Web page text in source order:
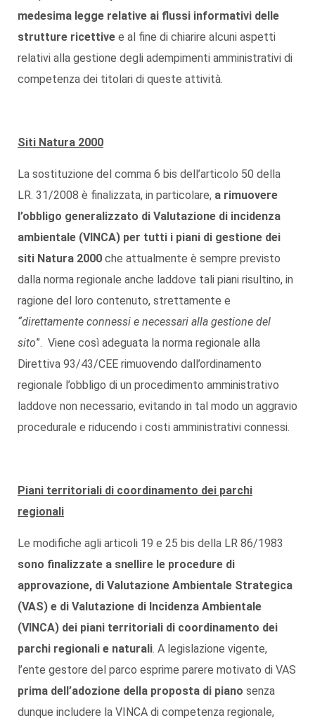
medesima legge relative ai flussi informativi delle
strutture ricettive e al fine di chiarire alcuni aspetti
relativi alla gestione degli adempimenti amministrativi di
competenza dei titolari di queste attività.
Siti Natura 2000
La sostituzione del comma 6 bis dell’articolo 50 della
LR. 31/2008 è finalizzata, in particolare, a rimuovere
l’obbligo generalizzato di Valutazione di incidenza
ambientale (VINCA) per tutti i piani di gestione dei
siti Natura 2000 che attualmente è sempre previsto
dalla norma regionale anche laddove tali piani risultino, in
ragione del loro contenuto, strettamente e
“direttamente connessi e necessari alla gestione del
sito”. Viene così adeguata la norma regionale alla
Direttiva 93/43/CEE rimuovendo dall’ordinamento
regionale l’obbligo di un procedimento amministrativo
laddove non necessario, evitando in tal modo un aggravio
procedurale e riducendo i costi amministrativi connessi.
Piani territoriali di coordinamento dei parchi
regionali
Le modifiche agli articoli 19 e 25 bis della LR 86/1983
sono finalizzate a snellire le procedure di
approvazione, di Valutazione Ambientale Strategica
(VAS) e di Valutazione di Incidenza Ambientale
(VINCA) dei piani territoriali di coordinamento dei
parchi regionali e naturali. A legislazione vigente,
l’ente gestore del parco esprime parere motivato di VAS
prima dell’adozione della proposta di piano senza
dunque includere la VINCA di competenza regionale,